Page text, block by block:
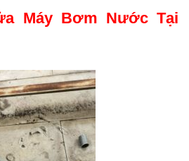
Máy Bơm Nước Tại